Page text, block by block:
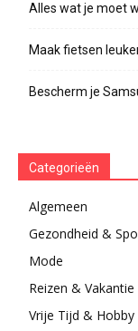
Alles wat je moet
Maak fietsen
Bescherm je
Categorieën
Algemeen
Gezondheid &
Mode
Reizen & Vakantie
Vrije Tijd & Hobby